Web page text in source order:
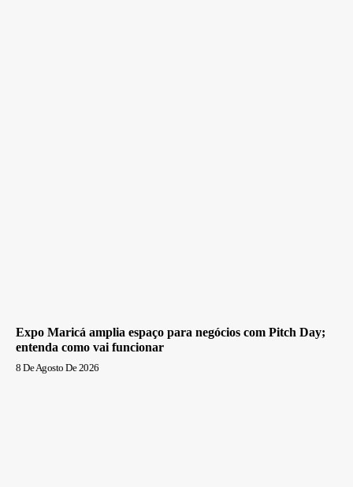
Expo Maricá amplia espaço para negócios com Pitch Day;
entenda como vai funcionar
8 De Agosto De 2026